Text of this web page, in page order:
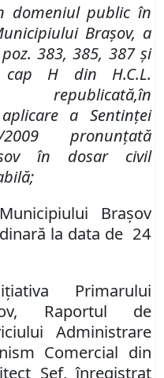
domeniul public în
Braşov, a
383, 385, 387 și
cap H din H.C.L.
republicată,în
a Sentinței
2009 pronunţată
în dosar civil
Brașov
la data de 24
Primarului
, Raportul de
Administrare
Comercial din
Şef, înregistrat